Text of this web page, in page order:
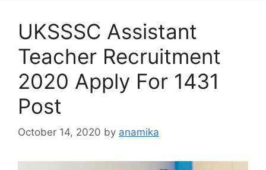
UKSSSC Assistant
Teacher Recruitment
2020 Apply For 1431
Post
October 14, 2020 by anamika